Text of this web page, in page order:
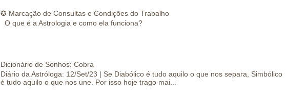
✪ Marcação de Consultas e Condições do Trabalho
O que é a Astrologia e como ela funciona?
Dicionário de Sonhos: Cobra
Diário da Astróloga: 12/Set/23 | Se Diabólico é tudo aquilo o que nos separa, Simbólico
é tudo aquilo o que nos une. Por isso hoje trago mai...